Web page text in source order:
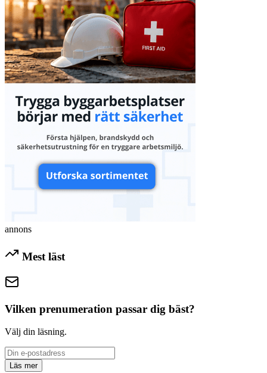
annons
Mest läst
Vilken prenumeration passar dig bäst?
Välj din läsning.
Läs mer